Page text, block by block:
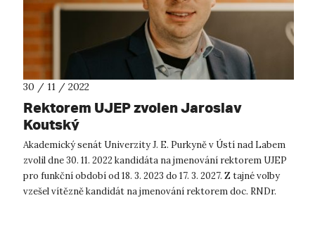
30 / 11 / 2022
Rektorem UJEP zvolen Jaroslav
Koutský
Akademický senát Univerzity J. E. Purkyně v Ústí nad Labem
zvolil dne 30. 11. 2022 kandidáta na jmenování rektorem UJEP
pro funkční období od 18. 3. 2023 do 17. 3. 2027. Z tajné volby
vzešel vítězně kandidát na jmenování rektorem doc. RNDr.